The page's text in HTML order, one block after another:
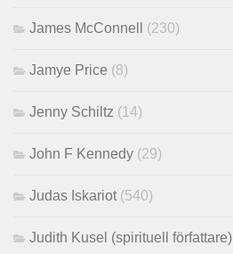
James McConnell (230)
Jamye Price (8)
Jenny Schiltz (14)
John F Kennedy (29)
Judas Iskariot (540)
Judith Kusel (spirituell författare)